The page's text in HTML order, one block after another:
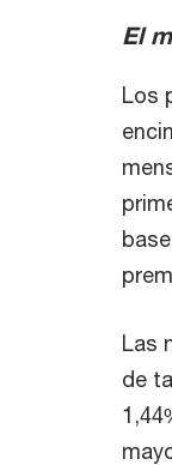
El
Los
Las
de